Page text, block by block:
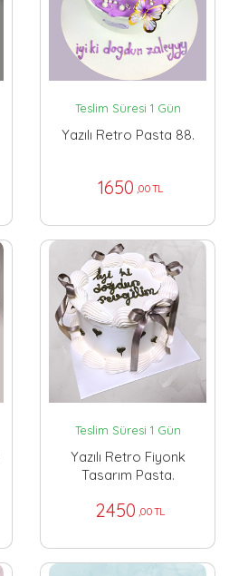
Teslim Süresi 1 Gün
Yazılı Retro Pasta 88.
1650 ,00 TL
Teslim Süresi 1 Gün
Yazılı Retro Fiyonk
Tasarım Pasta.
2450 ,00 TL